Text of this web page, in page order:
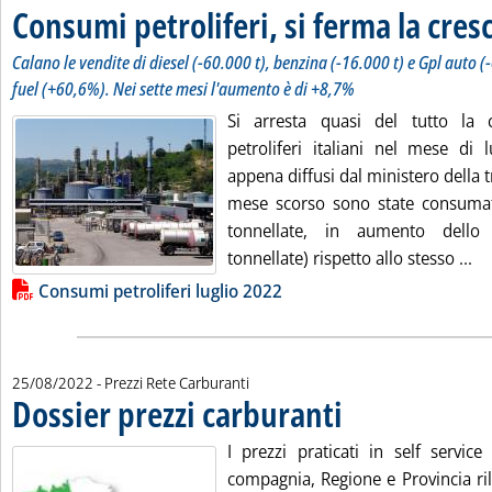
Consumi petroliferi, si ferma la
Calano le vendite di diesel (-60.000 t), benzina (-16.000 t) e Gpl auto
fuel (+60,6%). Nei sette mesi l'aumento è di +8,7%
Si arresta quasi del tutto la
petroliferi italiani nel mese di
appena diffusi dal ministero della
mese scorso sono state
tonnellate, in aumento
tonnellate) rispetto allo stesso ...
Lista allegati PDF alla notizia
Consumi petroliferi luglio 2022
25/08/2022 - Prezzi Rete Carburanti
Dossier prezzi carburanti
I prezzi praticati in self
compagnia, Regione e Provincia